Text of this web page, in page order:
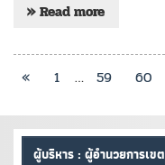
» Read more
« 1 … 59 60
ผู้บริหาร : ผู้อำนวยการเขต